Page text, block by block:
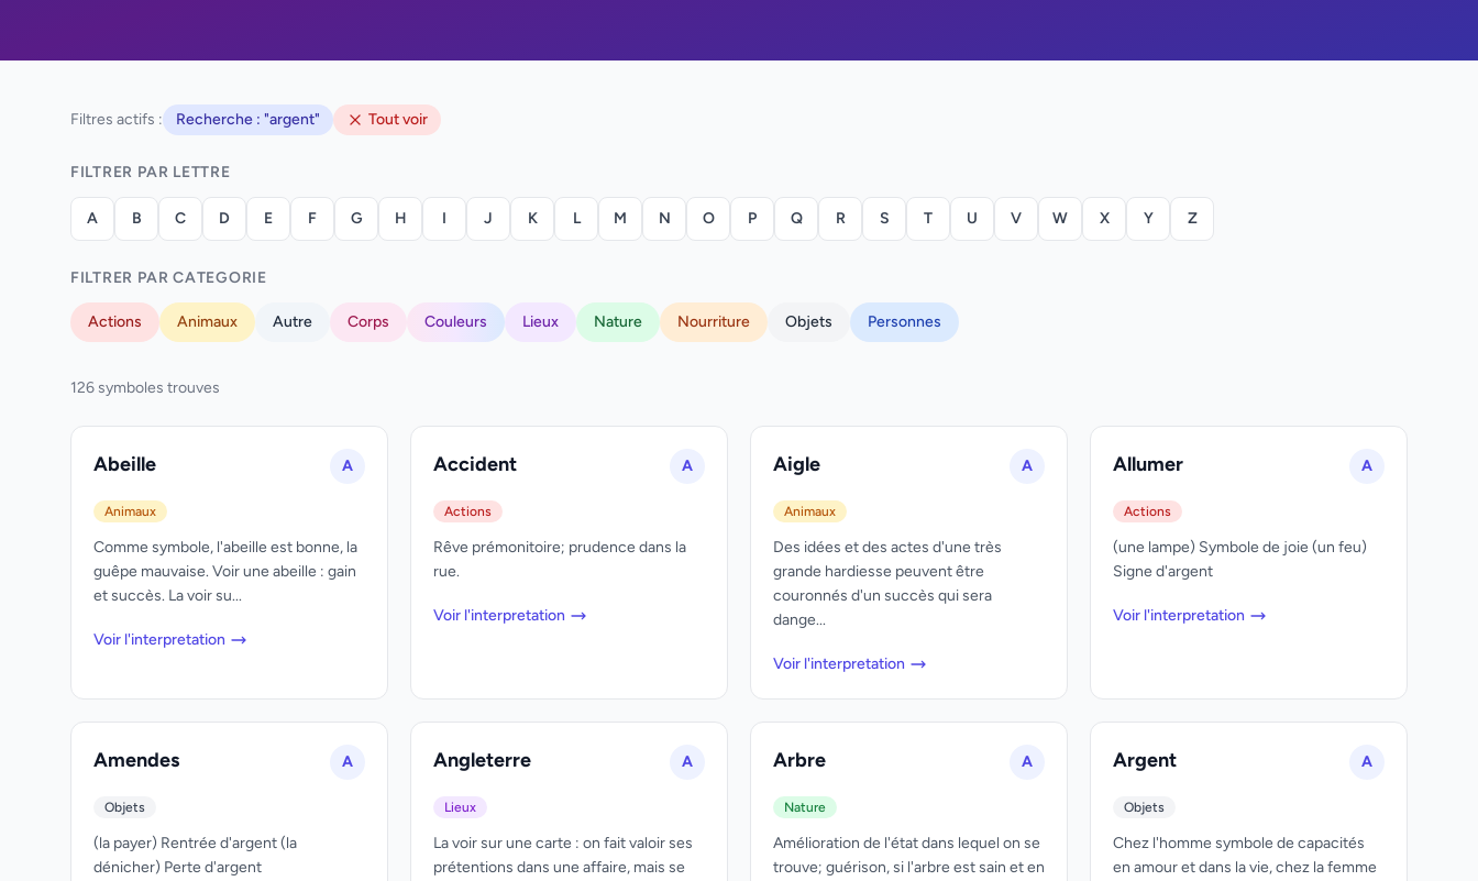
Filtres actifs : Recherche : "argent" Tout voir
FILTRER PAR LETTRE
A B C D E F G H I J K L M N O P Q R S T U V W X Y Z
FILTRER PAR CATEGORIE
Actions Animaux Autre Corps Couleurs Lieux Nature Nourriture Objets Personnes
126 symboles trouves
Abeille A
Animaux
Comme symbole, l'abeille est bonne, la
guêpe mauvaise. Voir une abeille : gain
et succès. La voir su...
Voir l'interpretation
Accident A
Actions
Rêve prémonitoire; prudence dans la
rue.
Voir l'interpretation
Aigle A
Animaux
Des idées et des actes d'une très
grande hardiesse peuvent être
couronnés d'un succès qui sera
dange...
Voir l'interpretation
Allumer A
Actions
(une lampe) Symbole de joie (un feu)
Signe d'argent
Voir l'interpretation
Amendes A
Objets
(la payer) Rentrée d'argent (la
dénicher) Perte d'argent
Angleterre A
Lieux
La voir sur une carte : on fait valoir ses
prétentions dans une affaire, mais se
Arbre A
Nature
Amélioration de l'état dans lequel on se
trouve; guérison, si l'arbre est sain et en
Argent A
Objets
Chez l'homme symbole de capacités
en amour et dans la vie, chez la femme